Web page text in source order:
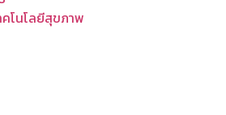
โนโลยีสุขภาพ